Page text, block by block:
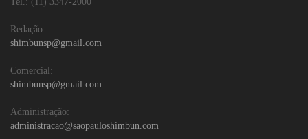
Redação:
shimbunsp@gmail.com
Comercial:
shimbunsp@gmail.com
Administração:
administracao@saopauloshimbun.com